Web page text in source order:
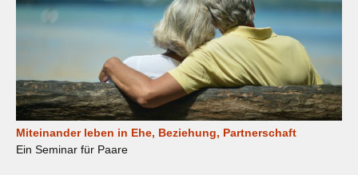
Miteinander leben in Ehe, Beziehung, Partnerschaft
Ein Seminar für Paare